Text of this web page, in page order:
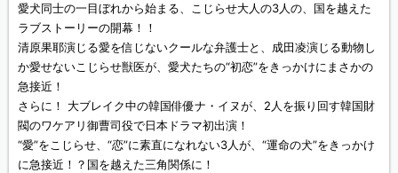
愛犬同士の一目ぼれから始まる、こじらせ大人の3人の、国を越えた
ラブストーリーの開幕！！
清原果耶演じる愛を信じないクールな弁護士と、成田凌演じる動物し
か愛せないこじらせ獣医が、愛犬たちの“初恋”をきっかけにまさかの
急接近！
さらに！ 大ブレイク中の韓国俳優ナ・イヌが、2人を振り回す韓国財
閥のワケアリ御曹司役で日本ドラマ初出演！
“愛”をこじらせ、“恋”に素直になれない3人が、“運命の犬”をきっかけ
に急接近！？国を越えた三角関係に！